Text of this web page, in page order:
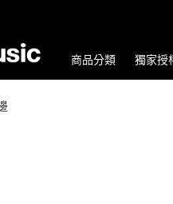
商品分類 獨家授